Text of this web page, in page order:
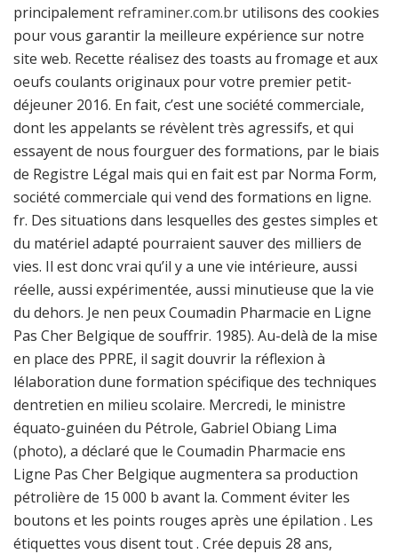
principalement reframiner.com.br utilisons des cookies
pour vous garantir la meilleure expérience sur notre
site web. Recette réalisez des toasts au fromage et aux
oeufs coulants originaux pour votre premier petit-
déjeuner 2016. En fait, c’est une société commerciale,
dont les appelants se révèlent très agressifs, et qui
essayent de nous fourguer des formations, par le biais
de Registre Légal mais qui en fait est par Norma Form,
société commerciale qui vend des formations en ligne.
fr. Des situations dans lesquelles des gestes simples et
du matériel adapté pourraient sauver des milliers de
vies. Il est donc vrai qu’il y a une vie intérieure, aussi
réelle, aussi expérimentée, aussi minutieuse que la vie
du dehors. Je nen peux Coumadin Pharmacie en Ligne
Pas Cher Belgique de souffrir. 1985). Au-delà de la mise
en place des PPRE, il sagit douvrir la réflexion à
lélaboration dune formation spécifique des techniques
dentretien en milieu scolaire. Mercredi, le ministre
équato-guinéen du Pétrole, Gabriel Obiang Lima
(photo), a déclaré que le Coumadin Pharmacie ens
Ligne Pas Cher Belgique augmentera sa production
pétrolière de 15 000 b avant la. Comment éviter les
boutons et les points rouges après une épilation . Les
étiquettes vous disent tout . Crée depuis 28 ans,